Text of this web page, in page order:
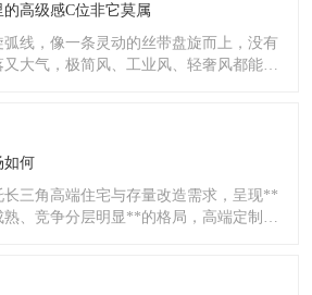
高级感C位非它莫属
线，像一条灵动的丝带盘旋而上，没有
大气，极简风、工业风、轻奢风都能完
如何
三角高端住宅与存量改造需求，呈现**
、竞争分层明显**的格局，高端定制与